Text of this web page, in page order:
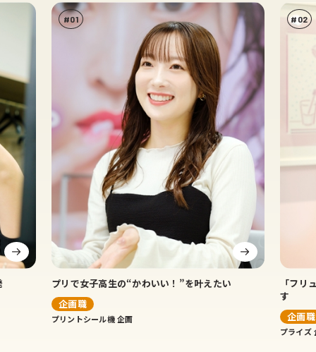
#01
プリで女子高生の“かわいい！”を叶えたい
企画職
プリントシール機 企画
#02
「フリ
す
企画職
プライズ